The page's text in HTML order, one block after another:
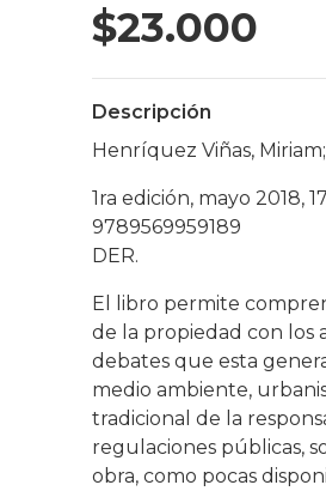
$23.000
Descripción
Henríquez Viñas,
1ra edición, mayo 2018,
9789569959189
DER.
El libro permite
de la propiedad con los
debates que esta
medio ambiente,
tradicional de la
regulaciones públicas,
obra, como pocas